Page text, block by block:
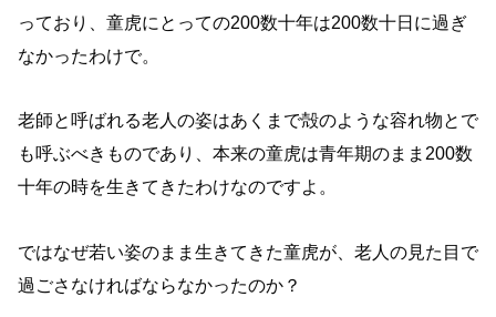
っており、童虎にとっての200数十年は200数十日に過ぎ
なかったわけで。
老師と呼ばれる老人の姿はあくまで殻のような容れ物とで
も呼ぶべきものであり、本来の童虎は青年期のまま200数
十年の時を生きてきたわけなのですよ。
ではなぜ若い姿のまま生きてきた童虎が、老人の見た目で
過ごさなければならなかったのか？